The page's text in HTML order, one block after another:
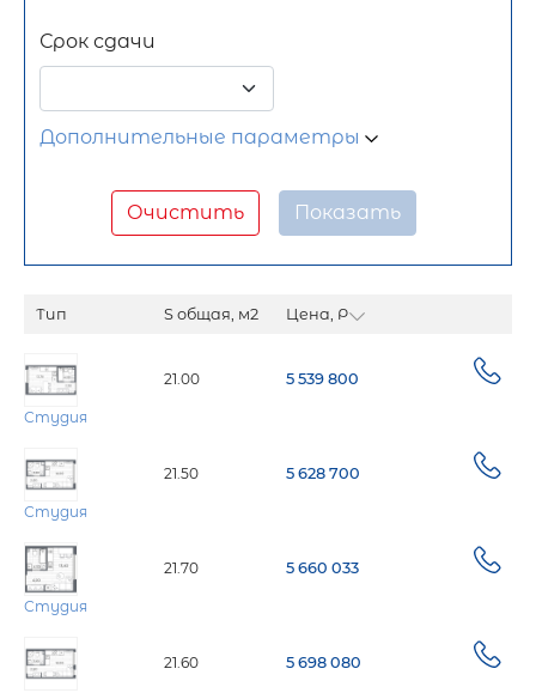
Срок сдачи
Дополнительные параметры
Очистить
Тип S общая, м2 Цена, Р
Студия
21.00 5 539 800
Студия
21.50 5 628 700
Студия
21.70 5 660 033
21.60 5 698 080